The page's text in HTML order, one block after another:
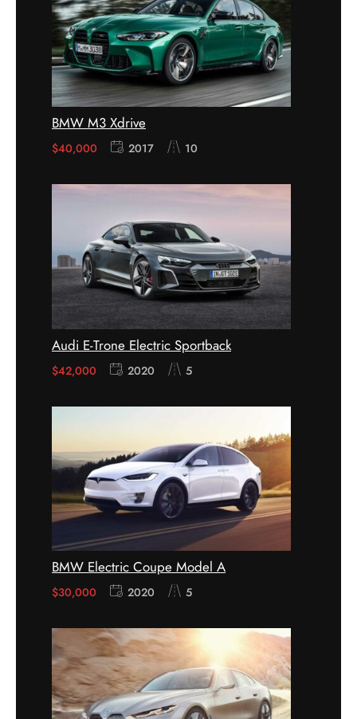
BMW M3 Xdrive
$40,000 2017 10
Audi E-Trone Electric Sportback
$42,000 2020 5
BMW Electric Coupe Model A
$30,000 2020 5